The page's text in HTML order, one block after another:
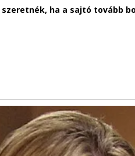
ha a sajtó tovább